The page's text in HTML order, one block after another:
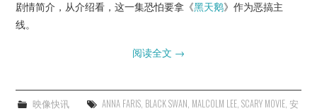
剧情简介，从介绍看，这一集恐怕要拿《黑天鹅》作为恶搞主
线。
阅读全文 →
映像快讯 ANNA FARIS, BLACK SWAN MALCOLM LEE, SCARY MOVIE, 安